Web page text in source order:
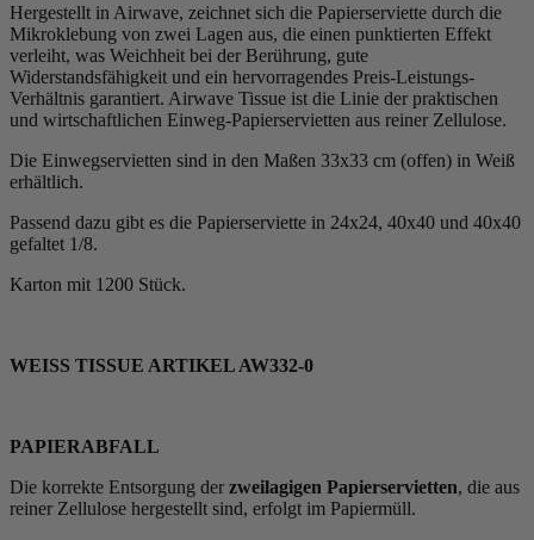
Hergestellt in Airwave, zeichnet sich die Papierserviette durch die
Mikroklebung von zwei Lagen aus, die einen punktierten Effekt
verleiht, was Weichheit bei der Berührung, gute
Widerstandsfähigkeit und ein hervorragendes Preis-Leistungs-
Verhältnis garantiert. Airwave Tissue ist die Linie der praktischen
und wirtschaftlichen Einweg-Papierservietten aus reiner Zellulose.
Die Einwegservietten sind in den Maßen 33x33 cm (offen) in Weiß
erhältlich.
Passend dazu gibt es die Papierserviette in 24x24, 40x40 und 40x40
gefaltet 1/8.
Karton mit 1200 Stück.
WEISS TISSUE ARTIKEL AW332-0
PAPIERABFALL
Die korrekte Entsorgung der zweilagigen Papierservietten, die aus
reiner Zellulose hergestellt sind, erfolgt im Papiermüll.